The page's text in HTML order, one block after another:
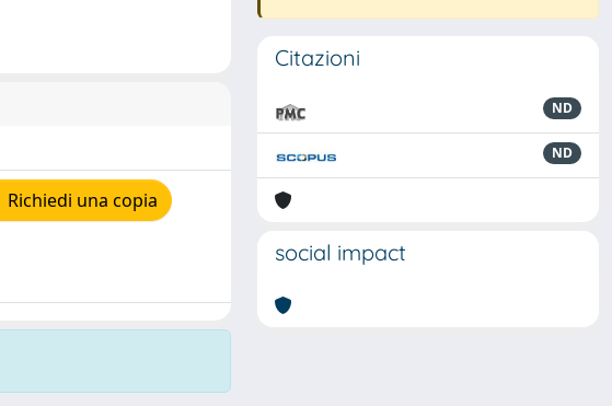
Richiedi una copia
Citazioni
ND
ND
social impact